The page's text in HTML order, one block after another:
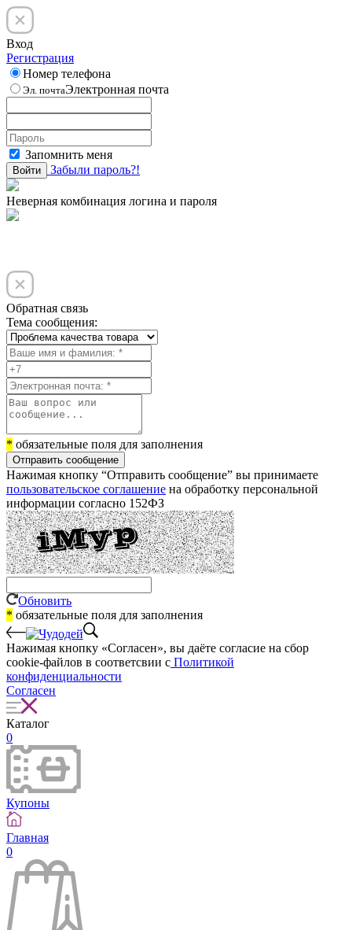
Вход
Регистрация
Номер телефона
Эл. почтаЭлектронная почта
Запомнить меня
Войти Забыли пароль?!
Неверная комбинация логина и пароля
Обратная связь
Тема сообщения:
* обязательные поля для заполнения
Отправить сообщение
Нажимая кнопку “Отправить сообщение” вы принимаете
пользовательское соглашение на обработку персональной
информации согласно 152ФЗ
Обновить
* обязательные поля для заполнения
Нажимая кнопку «Согласен», вы даёте cогласие на сбор
cookie-файлов в соответсвии с Политикой
конфиденциальности
Согласен
Каталог
0
Купоны
Главная
0